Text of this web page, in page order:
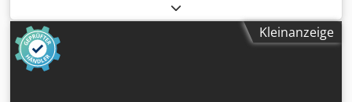
Plus-Version: vorbereitet für Nummerier- &
Perforiereinrichtung Wendung 2:2 Classic Center
Puderapparat elektronische Doppelbogenkontrolle Neue
Walzen VARN Kompac III Die Heidelberg GTO 52-4-P3 ist
eine professionelle Vierfarben-Offsetdruckmaschine im
Kleinanzeige